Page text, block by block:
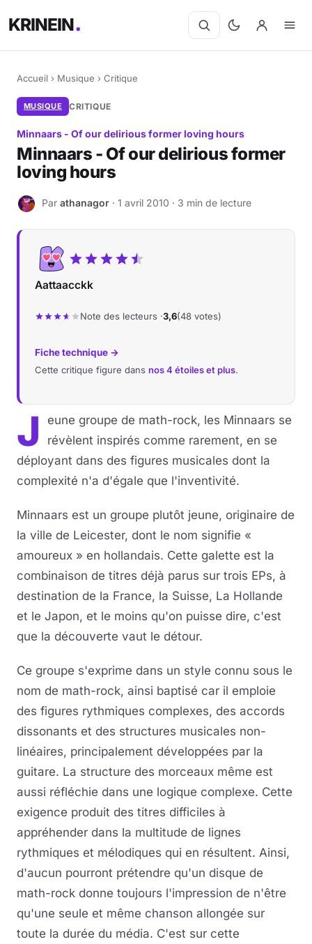
KRINEIN
Accueil › Musique › Critique
MUSIQUE CRITIQUE
Minnaars - Of our delirious former loving hours
Minnaars - Of our delirious former
loving hours
A Par athanagor · 1 avril 2010 · 3 min de lecture
Aattaacckk
Note des lecteurs ·3,6(48 votes)
Fiche technique →
Cette critique figure dans nos 4 étoiles et plus.
J
eune groupe de math-rock, les Minnaars se
révèlent inspirés comme rarement, en se
déployant dans des figures musicales dont la
complexité n'a d'égale que l'inventivité.
Minnaars est un groupe plutôt jeune, originaire de
la ville de Leicester, dont le nom signifie «
amoureux » en hollandais. Cette galette est la
combinaison de titres déjà parus sur trois EPs, à
destination de la France, la Suisse, La Hollande
et le Japon, et le moins qu'on puisse dire, c'est
que la découverte vaut le détour.
Ce groupe s'exprime dans un style connu sous le
nom de math-rock, ainsi baptisé car il emploie
des figures rythmiques complexes, des accords
dissonants et des structures musicales non-
linéaires, principalement développées par la
guitare. La structure des morceaux même est
aussi réfléchie dans une logique complexe. Cette
exigence produit des titres difficiles à
appréhender dans la multitude de lignes
rythmiques et mélodiques qui en résultent. Ainsi,
d'aucun pourront prétendre qu'un disque de
math-rock donne toujours l'impression de n'être
qu'une seule et même chanson allongée sur
toute la durée du média. C'est sur cette